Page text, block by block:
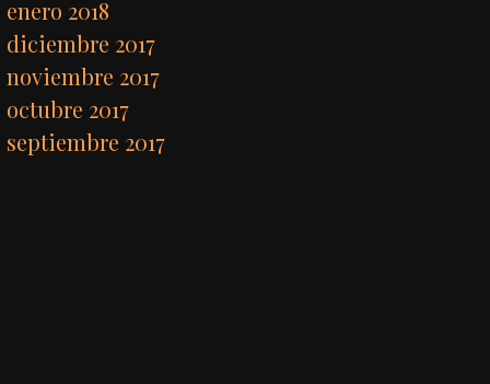
enero 2018
diciembre 2017
noviembre 2017
octubre 2017
septiembre 2017